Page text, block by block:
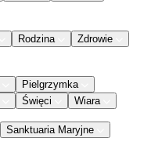
Rodzina
Zdrowie
Pielgrzymka
Święci Wiara
Sanktuaria Maryjne